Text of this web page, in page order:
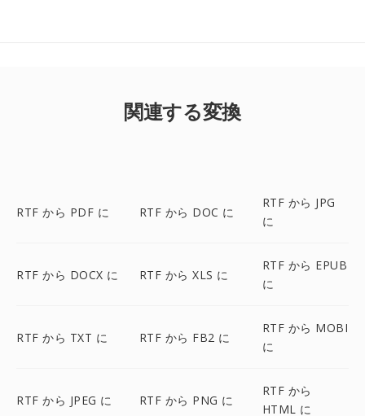
関連する変換
RTF から PDF に RTF から DOC に
RTF から JPG
に
RTF から DOCX に RTF から XLS に
RTF から EPUB
に
RTF から TXT に RTF から FB2 に
RTF から MOBI
に
RTF から JPEG に RTF から PNG に
RTF から
HTML に